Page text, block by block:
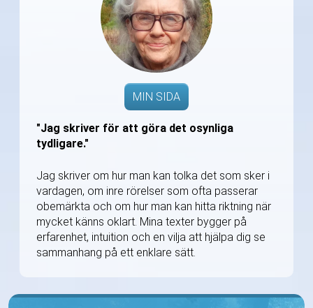
MIN SIDA
"Jag skriver för att göra det osynliga
tydligare."
Jag skriver om hur man kan tolka det som sker i
vardagen, om inre rörelser som ofta passerar
obemärkta och om hur man kan hitta riktning när
mycket känns oklart. Mina texter bygger på
erfarenhet, intuition och en vilja att hjälpa dig se
sammanhang på ett enklare sätt.